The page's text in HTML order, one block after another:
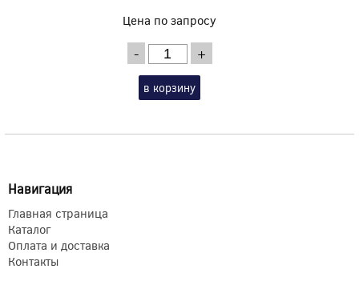
Цена по запросу
- +
в корзину
Навигация
Главная страница
Каталог
Оплата и доставка
Контакты